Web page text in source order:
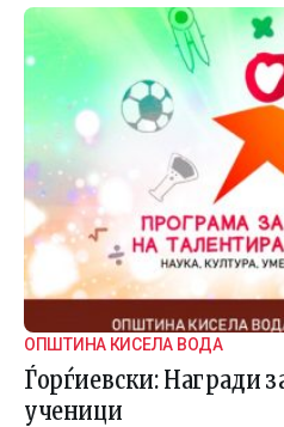
ОПШТИНА КИСЕЛА ВОДА
Ѓорѓиевски: Награди
ученици